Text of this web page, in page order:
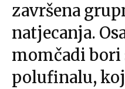
završena
natjecanja.
momčadi bori
polufinalu,